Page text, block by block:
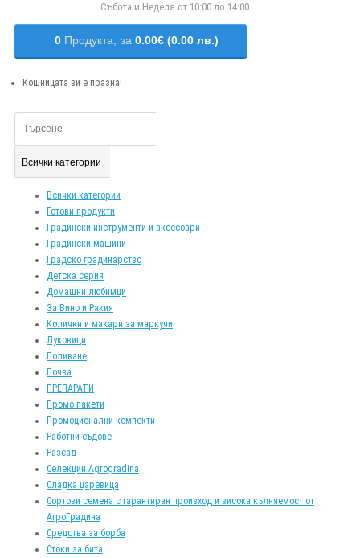
Събота и Неделя от 10:00 до 14:00
0 Продукта, за 0.00€ (0.00 лв.)
Кошницата ви е празна!
Всички категории
Всички категории
Готови продукти
Градински инструменти и аксесоари
Градински машини
Градско градинарство
Детска серия
Домашни любимци
За Вино и Ракия
Колички и макари за маркучи
Луковици
Поливане
Почва
ПРЕПАРАТИ
Промо пакети
Промоционални компекти
Работни съдове
Разсад
Селекции Agrogradina
Сладка царевица
Сортови семена с гарантиран произход и висока кълняемост от
АгроГрадина
Средства за борба
Стоки за бита